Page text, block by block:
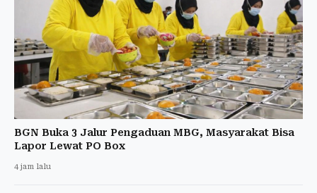
BGN Buka 3 Jalur Pengaduan MBG, Masyarakat Bisa
Lapor Lewat PO Box
4 jam lalu